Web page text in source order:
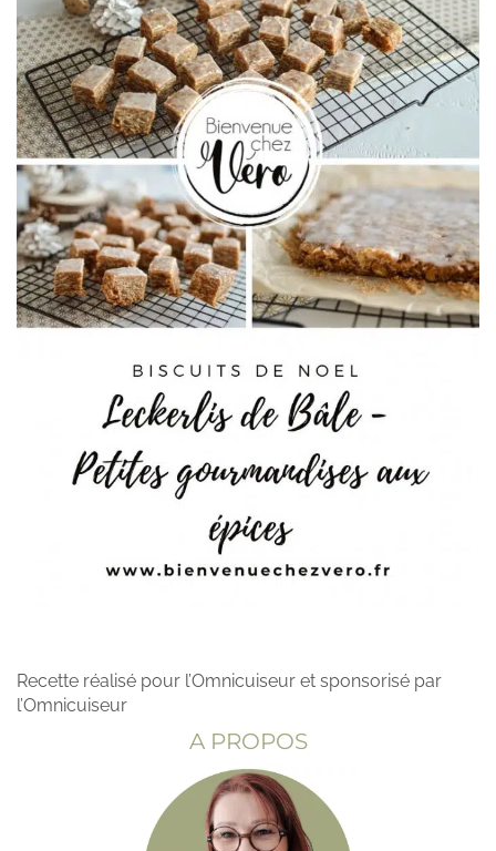
Recette réalisé pour l’Omnicuiseur et sponsorisé par
l’Omnicuiseur
A PROPOS